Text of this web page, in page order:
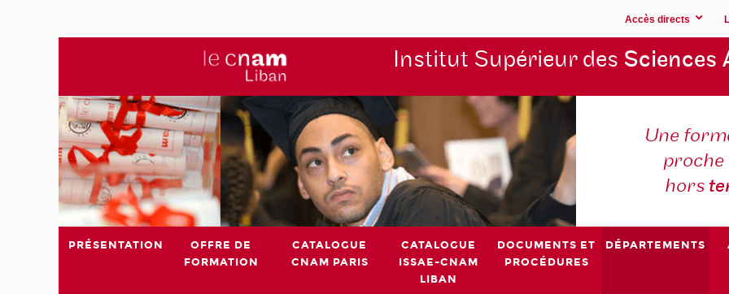
Accès directs
Institut Supérieur des Sciences
Une
proche
hors
PRÉSENTATION
OFFRE DE
FORMATION
CATALOGUE
CNAM PARIS
CATALOGUE
ISSAE-CNAM
LIBAN
DOCUMENTS ET
PROCÉDURES
DÉPARTEMENTS